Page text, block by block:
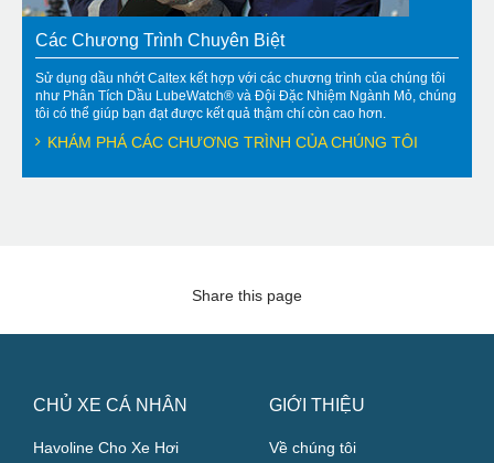
Các Chương Trình Chuyên Biệt
Sử dụng dầu nhớt Caltex kết hợp với các chương trình của chúng tôi
như Phân Tích Dầu LubeWatch® và Đội Đặc Nhiệm Ngành Mỏ, chúng
tôi có thể giúp bạn đạt được kết quả thậm chí còn cao hơn.
KHÁM PHÁ CÁC CHƯƠNG TRÌNH CỦA CHÚNG TÔI
Share this page
CHỦ XE CÁ NHÂN
Havoline Cho Xe Hơi
GIỚI THIỆU
Về chúng tôi